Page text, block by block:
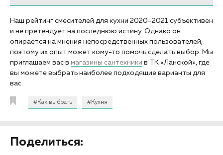
Наш рейтинг смесителей для кухни 2020–2021 субъективен
и не претендует на последнюю истину. Однако он
опирается на мнения непосредственных пользователей,
поэтому их опыт может кому-то помочь сделать выбор. Мы
приглашаем вас в магазины сантехники в ТК «Ланской», где
вы можете выбрать наиболее подходящие варианты для
вас.
#Как выбрать #Кухня
Поделиться: